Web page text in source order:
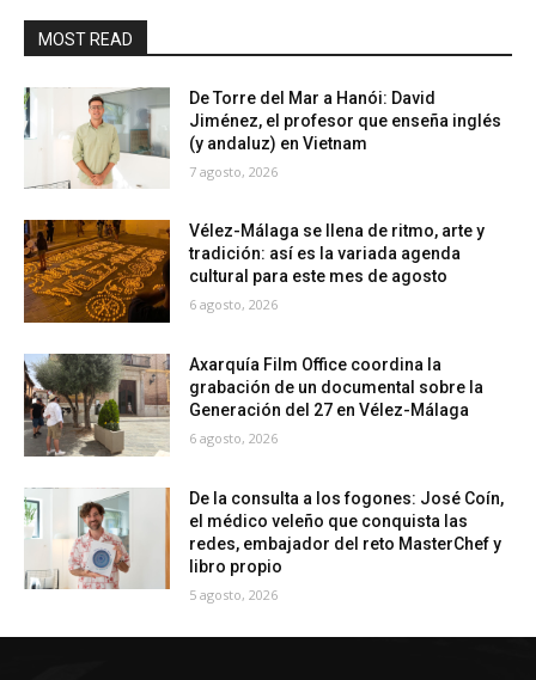
MOST READ
De Torre del Mar a Hanói: David
Jiménez, el profesor que enseña inglés
(y andaluz) en Vietnam
7 agosto, 2026
Vélez-Málaga se llena de ritmo, arte y
tradición: así es la variada agenda
cultural para este mes de agosto
6 agosto, 2026
Axarquía Film Office coordina la
grabación de un documental sobre la
Generación del 27 en Vélez-Málaga
6 agosto, 2026
De la consulta a los fogones: José Coín,
el médico veleño que conquista las
redes, embajador del reto MasterChef y
libro propio
5 agosto, 2026